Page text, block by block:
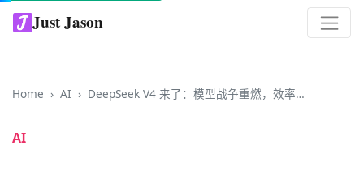
Just Jason
Home AI DeepSeek V4 来了：模型战争重燃，效率才是到达 AGI 的必经之路
AI